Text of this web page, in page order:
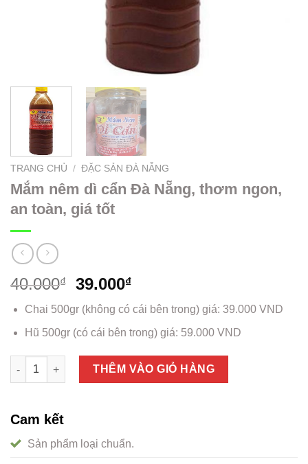
TRANG CHỦ / ĐẶC SẢN ĐÀ NẴNG
Mắm nêm dì cẩn Đà Nẵng, thơm ngon,
an toàn, giá tốt
40.000₫ 39.000₫
Chai 500gr (không có cái bên trong) giá: 39.000 VND
Hũ 500gr (có cái bên trong) giá: 59.000 VND
Mắm nêm dì cẩn Đà Nẵng, thơm ngon, an toàn, giá tốt số
THÊM VÀO GIỎ HÀNG
Cam kết
Sản phẩm loại chuẩn.